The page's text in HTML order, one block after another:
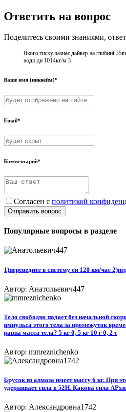
Ответить на вопрос
Поделитесь своими знаниями,
Якого тиску зазнає дайвер на глибині
води ди 1014кг/м 3
Ваше имя (никнейм)*
Email*
Комментарий*
Согласен с политикой
Отправить вопрос
Популярные вопросы в разделе
1)переведите в систему си 120 км/час
Автор: Анатольевич447
Тело свободно падает без начальной
импульса этого тела за промежуток
равна масса тела? 5 кг 0, 5 кг 10 г 0, 2 т
Автор: mmreznichenko
Брусок из алмаза имеет массу 6 кг. При
удерживает сила в 52Н. Какова сила
Автор: Александровна1742